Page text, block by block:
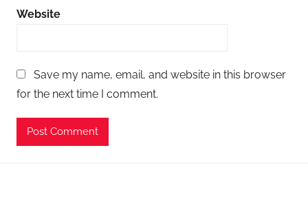
Website
Save my name, email, and website in this browser
for the next time I comment.